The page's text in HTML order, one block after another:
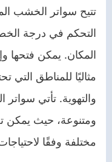
تتيح سواتر الخشب
التحكم في درجة
المكان. يمكن فتحها
مثاليًا للمناطق التي
والتهوية. تأتي
ومتنوعة، حيث يمكن
مختلفة وفقًا